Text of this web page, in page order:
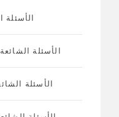
الأسئلة
الأسئلة